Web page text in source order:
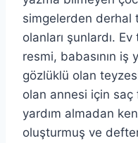
simgelerden derhal
olanları şunlardı.
resmi, babasının
gözlüklü olan
olan annesi için saç
yardım almadan
oluşturmuş ve